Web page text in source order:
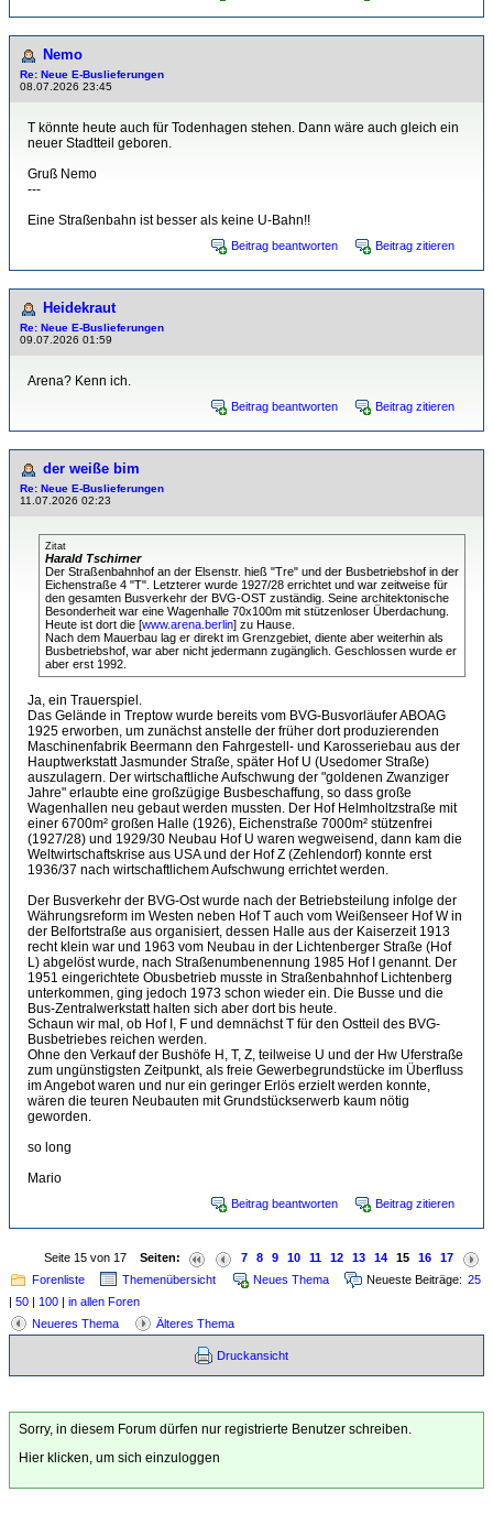
Nemo
Re: Neue E-Buslieferungen
08.07.2026 23:45
T könnte heute auch für Todenhagen stehen. Dann wäre auch gleich ein
neuer Stadtteil geboren.
Gruß Nemo
---
Eine Straßenbahn ist besser als keine U-Bahn!!
Beitrag beantworten Beitrag zitieren
Heidekraut
Re: Neue E-Buslieferungen
09.07.2026 01:59
Arena? Kenn ich.
Beitrag beantworten Beitrag zitieren
der weiße bim
Re: Neue E-Buslieferungen
11.07.2026 02:23
Zitat
Harald Tschirner
Der Straßenbahnhof an der Elsenstr. hieß "Tre" und der Busbetriebshof in der
Eichenstraße 4 "T". Letzterer wurde 1927/28 errichtet und war zeitweise für
den gesamten Busverkehr der BVG-OST zuständig. Seine architektonische
Besonderheit war eine Wagenhalle 70x100m mit stützenloser Überdachung.
Heute ist dort die [www.arena.berlin] zu Hause.
Nach dem Mauerbau lag er direkt im Grenzgebiet, diente aber weiterhin als
Busbetriebshof, war aber nicht jedermann zugänglich. Geschlossen wurde er
aber erst 1992.
Ja, ein Trauerspiel.
Das Gelände in Treptow wurde bereits vom BVG-Busvorläufer ABOAG
1925 erworben, um zunächst anstelle der früher dort produzierenden
Maschinenfabrik Beermann den Fahrgestell- und Karosseriebau aus der
Hauptwerkstatt Jasmunder Straße, später Hof U (Usedomer Straße)
auszulagern. Der wirtschaftliche Aufschwung der "goldenen Zwanziger
Jahre" erlaubte eine großzügige Busbeschaffung, so dass große
Wagenhallen neu gebaut werden mussten. Der Hof Helmholtzstraße mit
einer 6700m² großen Halle (1926), Eichenstraße 7000m² stützenfrei
(1927/28) und 1929/30 Neubau Hof U waren wegweisend, dann kam die
Weltwirtschaftskrise aus USA und der Hof Z (Zehlendorf) konnte erst
1936/37 nach wirtschaftlichem Aufschwung errichtet werden.
Der Busverkehr der BVG-Ost wurde nach der Betriebsteilung infolge der
Währungsreform im Westen neben Hof T auch vom Weißenseer Hof W in
der Belfortstraße aus organisiert, dessen Halle aus der Kaiserzeit 1913
recht klein war und 1963 vom Neubau in der Lichtenberger Straße (Hof
L) abgelöst wurde, nach Straßenumbenennung 1985 Hof I genannt. Der
1951 eingerichtete Obusbetrieb musste in Straßenbahnhof Lichtenberg
unterkommen, ging jedoch 1973 schon wieder ein. Die Busse und die
Bus-Zentralwerkstatt halten sich aber dort bis heute.
Schaun wir mal, ob Hof I, F und demnächst T für den Ostteil des BVG-
Busbetriebes reichen werden.
Ohne den Verkauf der Bushöfe H, T, Z, teilweise U und der Hw Uferstraße
zum ungünstigsten Zeitpunkt, als freie Gewerbegrundstücke im Überfluss
im Angebot waren und nur ein geringer Erlös erzielt werden konnte,
wären die teuren Neubauten mit Grundstückserwerb kaum nötig
geworden.
so long
Mario
Beitrag beantworten Beitrag zitieren
Seite 15 von 17 Seiten: 7 8 9 10 11 12 13 14 15 16
17
Forenliste
Themenübersicht Neues Thema Neueste Beiträge: 25
| 50 | 100 | in allen Foren
Neueres Thema
Älteres Thema
Druckansicht
Sorry, in diesem Forum dürfen nur registrierte Benutzer schreiben.
Hier klicken, um sich einzuloggen